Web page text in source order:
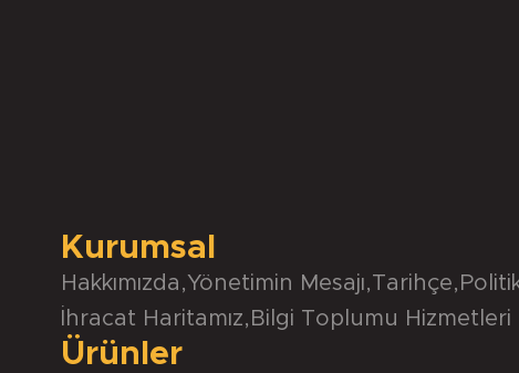
Kurumsal
Hakkımızda ,Yönetimin Mesajı,Tarihçe,
İhracat Haritamız, Bilgi Toplumu Hizmetleri
Ürünler